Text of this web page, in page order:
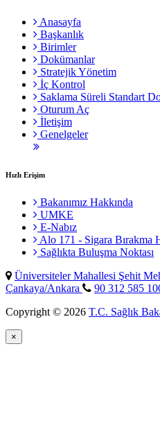
Anasayfa
Başkanlık
Birimler
Dokümanlar
Stratejik Yönetim
İç Kontrol
Saklama Süreli Standart
Oturum Aç
İletişim
Genelgeler
Hızlı Erişim
Bakanımız Hakkında
UMKE
E-Nabız
Alo 171 - Sigara Bırakma
Sağlıkta Buluşma Noktası
Üniversiteler Mahallesi Şehit
Çankaya/Ankara
90 312 585
Copyright © 2026 T.C. Sağlık
×